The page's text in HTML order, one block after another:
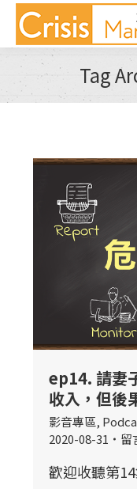
Tag
ep14. 請妻
收入，但後
影音專區,
2020-08-31
留
歡迎收聽第